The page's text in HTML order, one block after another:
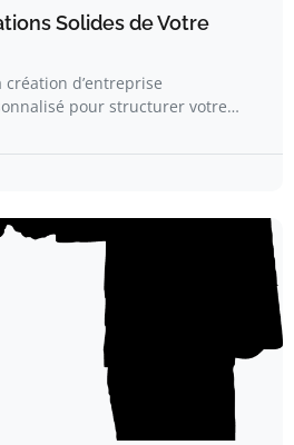
Solides de Votre
création d’entreprise
pour structurer votre…